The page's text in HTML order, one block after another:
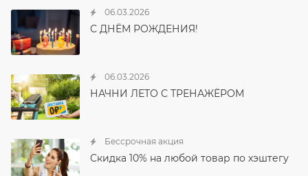
06.03.2026
С ДНЁМ РОЖДЕНИЯ!
06.03.2026
НАЧНИ ЛЕТО С ТРЕНАЖЁРОМ
Бессрочная акция
Скидка 10% на любой товар по хэштегу